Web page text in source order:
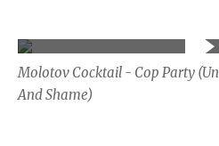
Molotov Cocktail - Cop Party
And Shame)